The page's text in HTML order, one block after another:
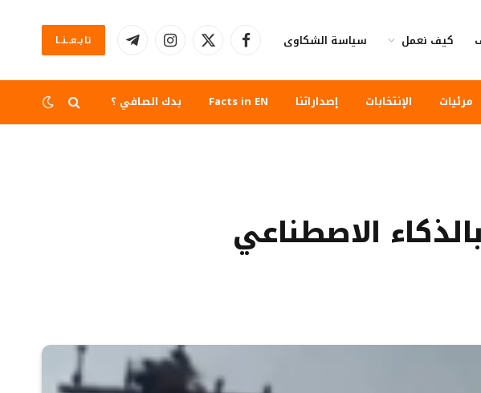
كيف نعمل سياسة الشكاوى فيسبوكX الانستغرامتيلقرام تابــعــنــا
مرئيات الإنتخابات إصداراتنا Facts in EN بدك الصافي ؟
الاصطناعي